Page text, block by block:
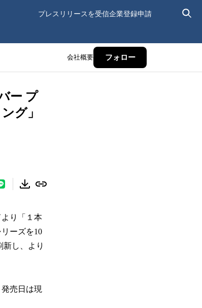
プレスリリースを受信企業登録申請
会社概要 フォロー
ー プ
グ」
り「１本
ーズを10
し、より
売日は現